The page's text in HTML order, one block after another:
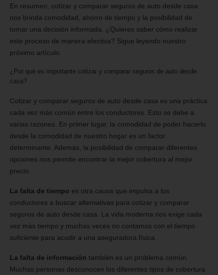
En resumen, cotizar y comparar seguros de auto desde casa
nos brinda comodidad, ahorro de tiempo y la posibilidad de
tomar una decisión informada. ¿Quieres saber cómo realizar
este proceso de manera efectiva? Sigue leyendo nuestro
próximo artículo.
¿Por qué es importante cotizar y comparar seguros de auto desde
casa?
Cotizar y comparar seguros de auto desde casa es una práctica
cada vez más común entre los conductores. Esto se debe a
varias razones. En primer lugar, la comodidad de poder hacerlo
desde la comodidad de nuestro hogar es un factor
determinante. Además, la posibilidad de comparar diferentes
opciones nos permite encontrar la mejor cobertura al mejor
precio.
La falta de tiempo es otra causa que impulsa a los
conductores a buscar alternativas para cotizar y comparar
seguros de auto desde casa. La vida moderna nos exige cada
vez más tiempo y muchas veces no contamos con el tiempo
suficiente para acudir a una aseguradora física.
La falta de información también es un problema común.
Muchas personas desconocen los diferentes tipos de cobertura